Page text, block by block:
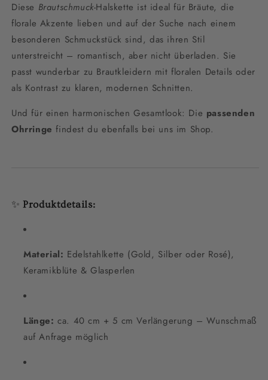
Diese Brautschmuck-Halskette ist ideal für Bräute, die
florale Akzente lieben und auf der Suche nach einem
besonderen Schmuckstück sind, das ihren Stil
unterstreicht – romantisch, aber nicht überladen. Sie
passt wunderbar zu Brautkleidern mit floralen Details oder
als Kontrast zu klaren, modernen Schnitten.
Und für einen harmonischen Gesamtlook: Die passenden
Ohrringe findest du ebenfalls bei uns im Shop.
✨Produktdetails:
Material: Edelstahlkette (Gold, Silber oder Rosé),
Keramikblüte & Glasperlen
Länge: ca. 40 cm + 5 cm Verlängerung – Wunschmaß
auf Anfrage möglich